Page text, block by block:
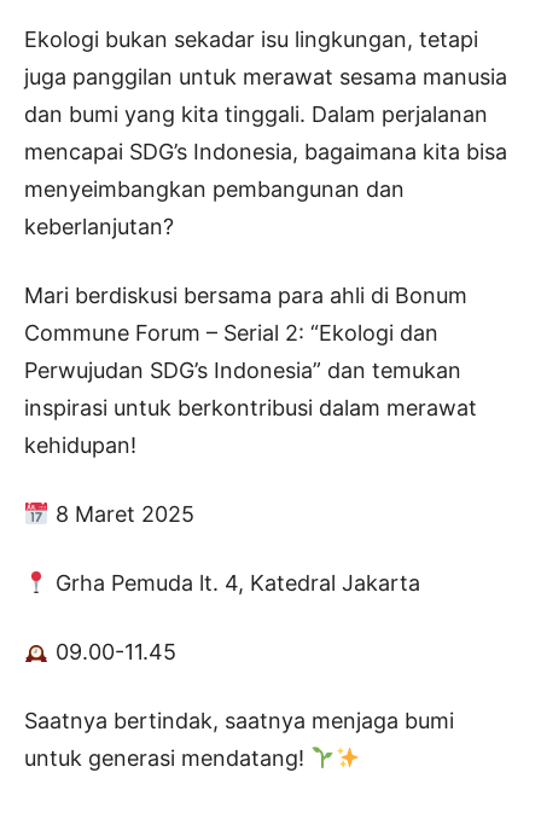
Ekologi bukan sekadar isu lingkungan, tetapi
juga panggilan untuk merawat sesama manusia
dan bumi yang kita tinggali. Dalam perjalanan
mencapai SDG’s Indonesia, bagaimana kita bisa
menyeimbangkan pembangunan dan
keberlanjutan?
Mari berdiskusi bersama para ahli di Bonum
Commune Forum – Serial 2: “Ekologi dan
Perwujudan SDG’s Indonesia” dan temukan
inspirasi untuk berkontribusi dalam merawat
kehidupan!
8 Maret 2025
Grha Pemuda lt. 4, Katedral Jakarta
09.00-11.45
Saatnya bertindak, saatnya menjaga bumi
untuk generasi mendatang!